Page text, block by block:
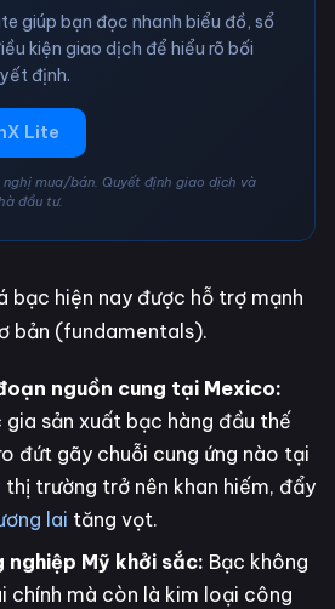
giúp bạn đọc nhanh biểu đồ, sổ
kiện giao dịch để hiểu rõ bối
định.
Lite
nghị mua/bán. Quyết định giao dịch và
đầu tư.
bạc hiện nay được hỗ trợ mạnh
bản (fundamentals).
nguồn cung tại Mexico:
gia sản xuất bạc hàng đầu thế
đứt gãy chuỗi cung ứng nào tại
thị trường trở nên khan hiếm, đẩy
lai tăng vọt.
nghiệp Mỹ khởi sắc: Bạc không
chính mà còn là kim loại công